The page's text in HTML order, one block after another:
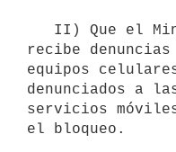
recibe
equipos
denunciados a
servicios
el bloqueo.